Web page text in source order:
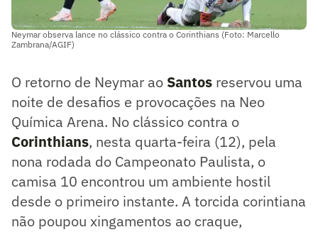
Neymar observa lance no clássico contra o Corinthians (Foto: Marcello
Zambrana/AGIF)
O retorno de Neymar ao Santos reservou uma
noite de desafios e provocações na Neo
Química Arena. No clássico contra o
Corinthians, nesta quarta-feira (12), pela
nona rodada do Campeonato Paulista, o
camisa 10 encontrou um ambiente hostil
desde o primeiro instante. A torcida corintiana
não poupou xingamentos ao craque,